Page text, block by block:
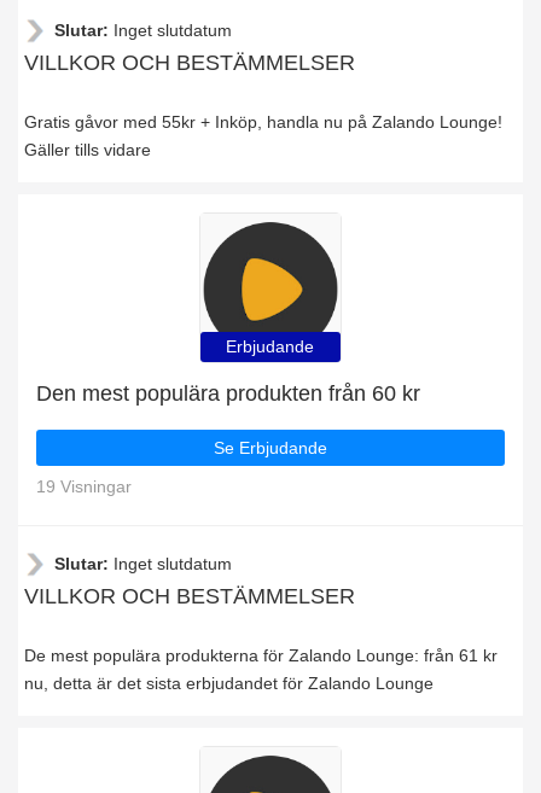
Slutar: Inget slutdatum
VILLKOR OCH BESTÄMMELSER
Gratis gåvor med 55kr + Inköp, handla nu på Zalando Lounge!
Gäller tills vidare
Erbjudande
Den mest populära produkten från 60 kr
Se Erbjudande
19 Visningar
Slutar: Inget slutdatum
VILLKOR OCH BESTÄMMELSER
De mest populära produkterna för Zalando Lounge: från 61 kr
nu, detta är det sista erbjudandet för Zalando Lounge